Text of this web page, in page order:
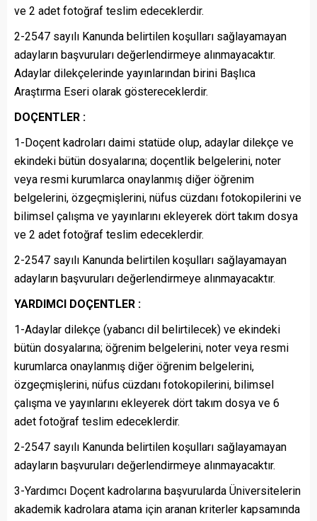
ve 2 adet fotoğraf teslim edeceklerdir.
2-2547 sayılı Kanunda belirtilen koşulları sağlayamayan
adayların başvuruları değerlendirmeye alınmayacaktır.
Adaylar dilekçelerinde yayınlarından birini Başlıca
Araştırma Eseri olarak göstereceklerdir.
DOÇENTLER :
1-Doçent kadroları daimi statüde olup, adaylar dilekçe ve
ekindeki bütün dosyalarına; doçentlik belgelerini, noter
veya resmi kurumlarca onaylanmış diğer öğrenim
belgelerini, özgeçmişlerini, nüfus cüzdanı fotokopilerini ve
bilimsel çalışma ve yayınlarını ekleyerek dört takım dosya
ve 2 adet fotoğraf teslim edeceklerdir.
2-2547 sayılı Kanunda belirtilen koşulları sağlayamayan
adayların başvuruları değerlendirmeye alınmayacaktır.
YARDIMCI DOÇENTLER :
1-Adaylar dilekçe (yabancı dil belirtilecek) ve ekindeki
bütün dosyalarına; öğrenim belgelerini, noter veya resmi
kurumlarca onaylanmış diğer öğrenim belgelerini,
özgeçmişlerini, nüfus cüzdanı fotokopilerini, bilimsel
çalışma ve yayınlarını ekleyerek dört takım dosya ve 6
adet fotoğraf teslim edeceklerdir.
2-2547 sayılı Kanunda belirtilen koşulları sağlayamayan
adayların başvuruları değerlendirmeye alınmayacaktır.
3-Yardımcı Doçent kadrolarına başvurularda Üniversitelerin
akademik kadrolara atama için aranan kriterler kapsamında